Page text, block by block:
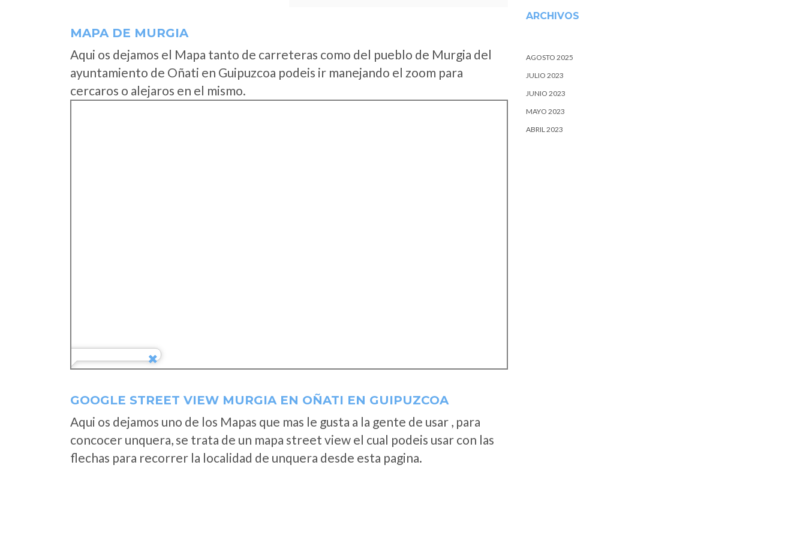
MAPA DE MURGIA
Aqui os dejamos el Mapa tanto de carreteras como del pueblo de Murgia del
ayuntamiento de Oñati en Guipuzcoa podeis ir manejando el zoom para
cercaros o alejaros en el mismo.
GOOGLE STREET VIEW MURGIA EN OÑATI EN GUIPUZCOA
Aqui os dejamos uno de los Mapas que mas le gusta a la gente de usar , para
concocer unquera, se trata de un mapa street view el cual podeis usar con las
flechas para recorrer la localidad de unquera desde esta pagina.
ARCHIVOS
AGOSTO 2025
JULIO 2023
JUNIO 2023
MAYO 2023
ABRIL 2023